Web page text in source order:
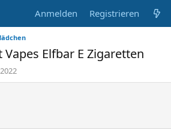
Anmelden Registrieren
Elfbar E Zigaretten